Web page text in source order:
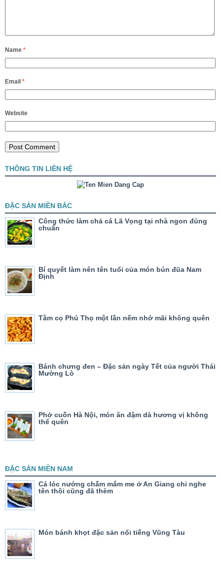
Name *
Email *
Website
THÔNG TIN LIÊN HỆ
ĐẶC SẢN MIỀN BẮC
Công thức làm chả cá Lã Vọng tại nhà ngon đúng
chuẩn
Bí quyết làm nên tên tuổi của món bún đũa Nam
Định
Tằm cọ Phú Thọ một lần nếm nhớ mãi không quên
Bánh chưng đen – Đặc sản ngày Tết của người Thái
Mường Lò
Phở cuốn Hà Nội, món ăn đậm dà hương vị không
thể quên
ĐẶC SẢN MIỀN NAM
Cá lóc nướng chấm mắm me ở An Giang chỉ nghe
tên thôi cũng đã thèm
Món bánh khọt đặc sản nổi tiếng Vũng Tàu